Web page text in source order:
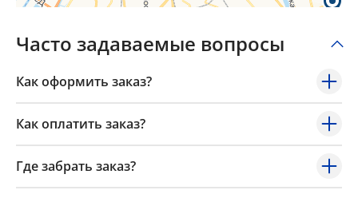
Часто задаваемые вопросы
Как оформить заказ?
Как оплатить заказ?
Где забрать заказ?